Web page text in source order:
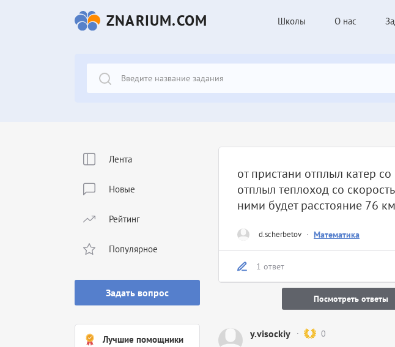
ZNARIUM.COM Школы О нас
Лента
Новые
Рейтинг
Популярное
Задать вопрос
Лучшие помощники
d.scherbetov · Математика
от пристани отплыл катер
отплыл теплоход со
ними будет расстояние 76
1 ответ
Посмотреть ответы
y.visockiy 0